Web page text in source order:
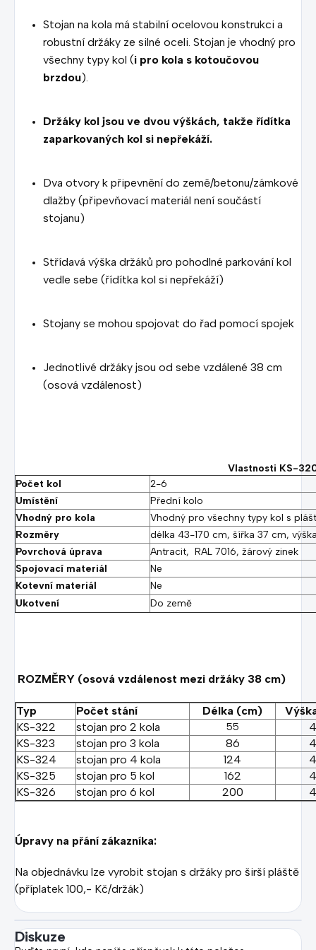
Stojan na kola má stabilní ocelovou konstrukci a
robustní držáky ze silné oceli. Stojan je vhodný pro
všechny typy kol (i pro kola s kotoučovou
brzdou).
Držáky kol jsou ve dvou výškách, takže řídítka
zaparkovaných kol si nepřekáží.
Dva otvory k připevnění do země/betonu/zámkové
dlažby (připevňovací materiál není součástí
stojanu)
Střídavá výška držáků pro pohodlné parkování kol
vedle sebe (řídítka kol si nepřekáží)
Stojany se mohou spojovat do řad pomocí spojek
Jednotlivé držáky jsou od sebe vzdálené 38 cm
(osová vzdálenost)
Vlastnosti KS-
Počet kol
2-6
Umístění
Přední kolo
Vhodný pro kola
Vhodný pro všechny typy kol s
Rozměry
délka 43-170 cm, šířka 37 cm,
Povrchová úprava
Antracit, RAL 7016, žárový zinek
Spojovací materiál
Ne
Kotevní materiál
Ne
Ukotvení
Do země
ROZMĚRY (osová vzdálenost mezi držáky 38 cm)
Typ Počet stání Délka (cm)
KS-322
stojan pro 2 kola 55
KS-323
stojan pro 3 kola 86
KS-324
stojan pro 4 kola 124
KS-325
stojan pro 5 kol 162
KS-326
stojan pro 6 kol 200
Úpravy na přání zákazníka:
Na objednávku lze vyrobit stojan s držáky pro širší pláště
(příplatek 100,- Kč/držák)
Diskuze